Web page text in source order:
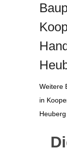
Weitere
in
Heuberg